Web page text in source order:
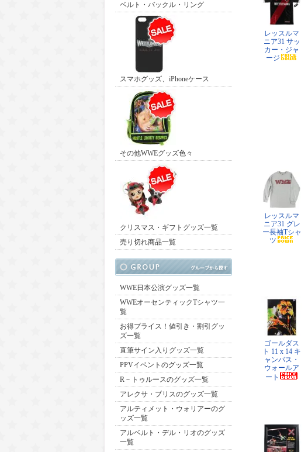
ベルト・バックル・リング
スマホグッズ、iPhoneケース
その他WWEグッズ色々
クリスマス・ギフトグッズ一覧
売り切れ商品一覧
WWE日本公演グッズ一覧
WWEオーセンティックTシャツ一
覧
お得プライス！値引き・割引グッ
ズ一覧
直筆サイン入りグッズ一覧
PPVイベントのグッズ一覧
R－トゥルースのグッズ一覧
アレクサ・ブリスのグッズ一覧
アルティメット・ウォリアーのグ
ッズ一覧
アルベルト・デル・リオのグッズ
一覧
レッスルマ
ニア31 サッ
カー・ジャ
ージ
レッスルマ
ニア31 グレ
ー長袖Tシャ
ツ
ゴールダス
ト 11 x 14 キ
ャンバス・
ウォールア
ート